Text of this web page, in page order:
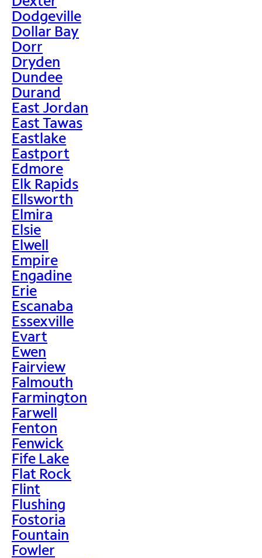
Dodgeville
Dollar Bay
Dorr
Dryden
Dundee
Durand
East Jordan
East Tawas
Eastlake
Eastport
Edmore
Elk Rapids
Ellsworth
Elmira
Elsie
Elwell
Empire
Engadine
Erie
Escanaba
Essexville
Evart
Ewen
Fairview
Falmouth
Farmington
Farwell
Fenton
Fenwick
Fife Lake
Flat Rock
Flint
Flushing
Fostoria
Fountain
Fowler